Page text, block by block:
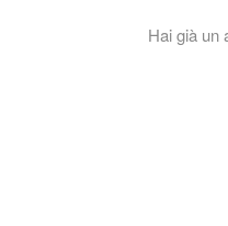
Hai già un